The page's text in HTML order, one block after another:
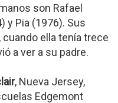
son Rafael
y Pia (1976). Sus
ella tenía trece
a ver a su padre.
, Nueva Jersey,
Edgemont